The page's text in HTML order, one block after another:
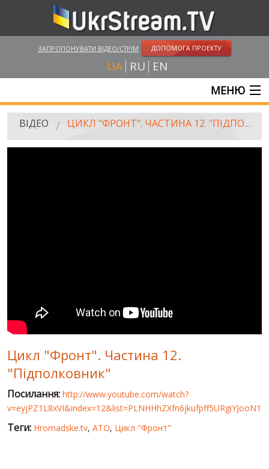
ЗАПРОПОНУВАТИ ВІДЕО/СТРІМ ДОПОМОГА ПРОЕКТУ
UA RU EN
МЕНЮ
ГОЛОВНА
ПУБЛІЧНІ ЛЮДИ
РОСІЙСЬКО-УКРАЇНСЬКА ВІЙНА
"WINTER ON FIRE"
ХРОНОЛОГІЯ ЄВРОМАЙДАНУ
ПОСЛУГИ
ВІДЕО ЦИКЛ "ФРОНТ". ЧАСТИНА 12. "ПІДПОЛКОВНИК"
Цикл "Фронт". Частина 12.
"Підполковник"
Посилання: http://www.youtube.com/watch?
Теги: Hromadske.tv, АТО, Цикл "Фронт"